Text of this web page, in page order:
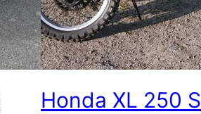
Honda XL 250 S